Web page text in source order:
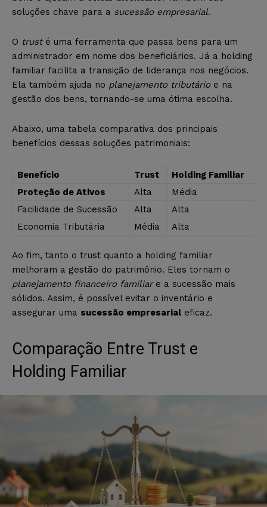
soluções chave para a sucessão empresarial.
O trusté uma ferramenta que passa bens para um
administrador em nome dos beneficiários. Já a holding
familiar facilita a transição de liderança nos negócios.
Ela também ajuda no planejamento tributário e na
gestão dos bens, tornando-se uma ótima escolha.
Abaixo, uma tabela comparativa dos principais
benefícios dessas soluções patrimoniais:
Benefício Trust
Holding Familiar
Proteção de Ativos
Alta
Média
Facilidade de Sucessão
Alta
Alta
Economia Tributária
Média Alta
Ao fim, tanto o trust quanto a holding familiar
melhoram a gestão do patrimônio. Eles tornam o
planejamento financeiro familiare a sucessão mais
sólidos. Assim, é possível evitar o inventário e
assegurar uma sucessão empresarial eficaz.
Comparação Entre Trust e
Holding Familiar